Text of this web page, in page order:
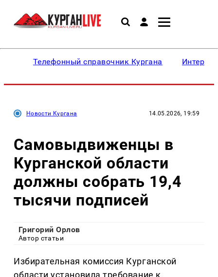
Телефонный справочник Кургана
Новости Кургана 14.05.2026, 19:59
Самовыдвиженцы в
Курганской области
должны собрать 19,4
тысячи подписей
Григорий Орлов
Автор статьи
Избирательная комиссия Курганской
области установила требование к